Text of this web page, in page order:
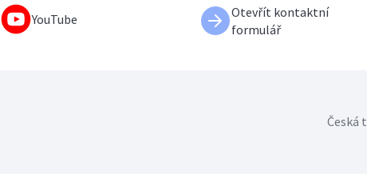
YouTube
Otevřít kontaktní
formulář
Česká